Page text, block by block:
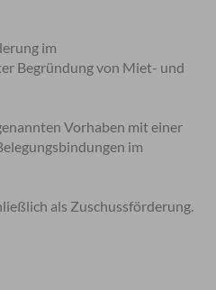
im
Begründung von Miet- und
Vorhaben mit einer
im
als Zuschussförderung.